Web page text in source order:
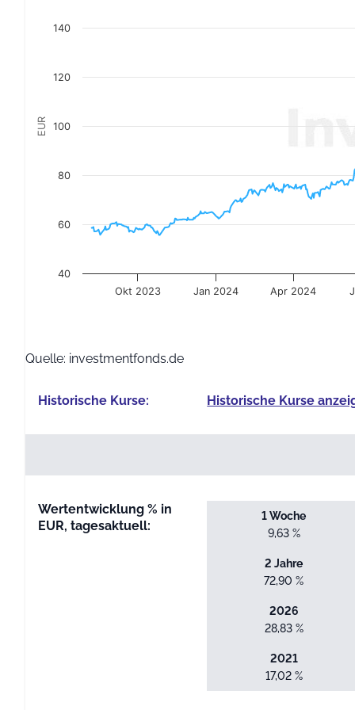
The chart has 1 Y axis displaying EUR. Data ranges from
EUR
Jan 2024
Okt 2023 Apr 2024
60
80
100
120
140
40
Quelle: investmentfonds.de
Historische Kurse: Historische Kurse
Wertentwicklung % in
EUR, tagesaktuell:
1 Woche
9,63 %
2 Jahre
72,90 %
2026
28,83 %
2021
17,02 %